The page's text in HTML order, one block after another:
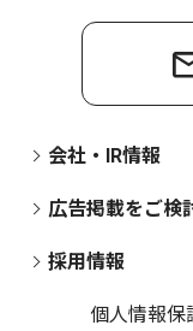
会社・IR情報
広告掲載をご検
採用情報
個人情報保